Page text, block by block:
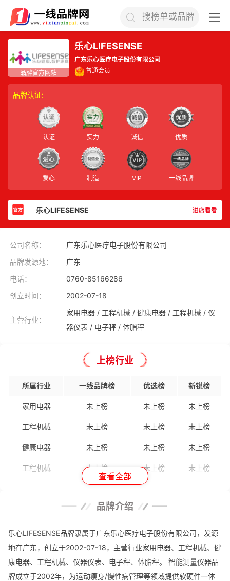
搜榜单或品牌
乐心LIFESENSE
广东乐心医疗电子股份有限公司
普通会员
品牌认证:
认证 实力 诚信 优质
爱心 制造 VIP 一线品牌
乐心LIFESENSE 进店看看
公司名称：
广东乐心医疗电子股份有限公司
品牌发源地：
广东
电话：
0760-85166286
创立时间：
2002-07-18
主营行业：
家用电器 工程机械 健康电器 工程机械
仪
器仪表
电子秤 体脂秤
上榜行业
所属行业 一线品牌榜 优选榜 新锐榜
家用电器 未上榜 未上榜 未上榜
工程机械 未上榜 未上榜 未上榜
健康电器 未上榜 未上榜 未上榜
工程机械 未上榜 未上榜 未上榜
未上榜 第1名
体脂秤 未上榜 第7名 未上榜
查看全部
品牌介绍
乐心LIFESENSE品牌隶属于广东乐心医疗电子股份有限公司，发源
地在广东，创立于2002-07-18，主营行业家用电器、工程机械、健
康电器、工程机械、仪器仪表、电子秤、体脂秤。 智能测量仪器品
牌成立于2002年，为运动瘦身/慢性病管理等领域提供软硬件一体